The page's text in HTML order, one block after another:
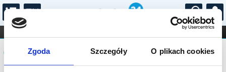
Zgoda Szczegóły O plikach cookies
...
FILHARMONIA OPERA I BALET
STAND-UP
DLA DZIECI
Komunikat